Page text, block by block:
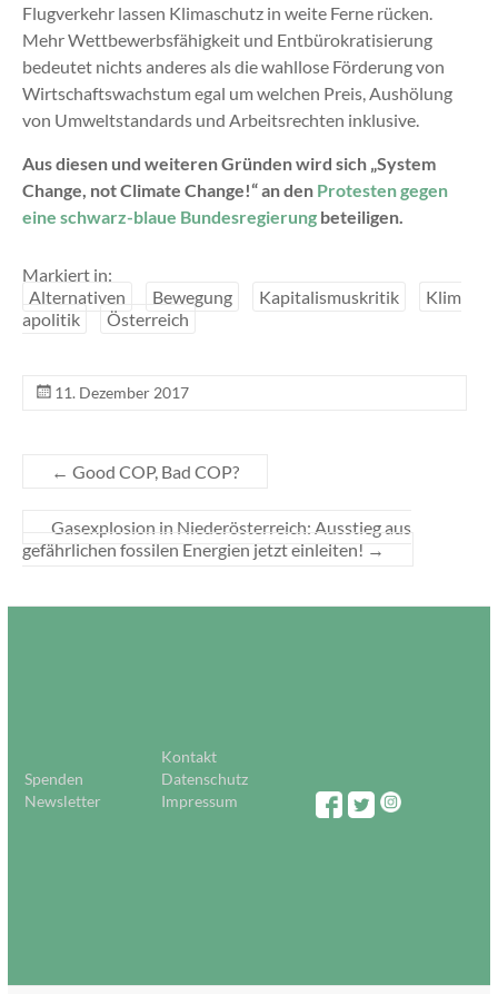
Flugverkehr lassen Klimaschutz in weite Ferne rücken.
Mehr Wettbewerbsfähigkeit und Entbürokratisierung
bedeutet nichts anderes als die wahllose Förderung von
Wirtschaftswachstum egal um welchen Preis, Aushölung
von Umweltstandards und Arbeitsrechten inklusive.
Aus diesen und weiteren Gründen wird sich „System
Change, not Climate Change!“ an den Protesten gegen
eine schwarz-blaue Bundesregierungbeteiligen.
Markiert in:
Alternativen
Bewegung Kapitalismuskritik
Klim
apolitik
Österreich
11. Dezember 2017
← Good COP, Bad COP?
Gasexplosion in Niederösterreich: Ausstieg aus
gefährlichen fossilen Energien jetzt einleiten! →
Kontakt
Spenden
Datenschutz
Newsletter
Impressum